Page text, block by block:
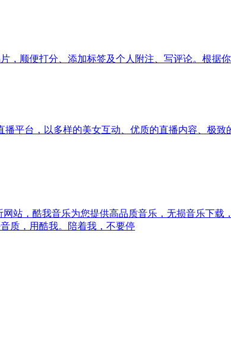
，顺便打分、添加标签及个人附注、写评论。根据
平台，以多样的美女互动、优质的直播内容、极
站，酷我音乐为您提供高品质音乐，无损音乐下
质，用酷我。陪着我，不要停